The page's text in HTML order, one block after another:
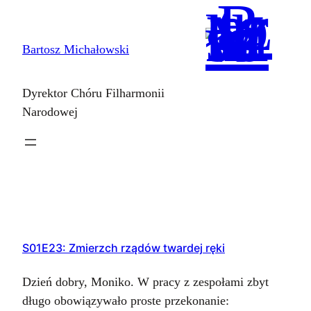
treściBartosz Michałowski
Dyrektor Chóru Filharmonii
Narodowej
S01E23: Zmierzch rządów twardej ręki
Dzień dobry, Moniko. W pracy z zespołami zbyt
długo obowiązywało proste przekonanie: